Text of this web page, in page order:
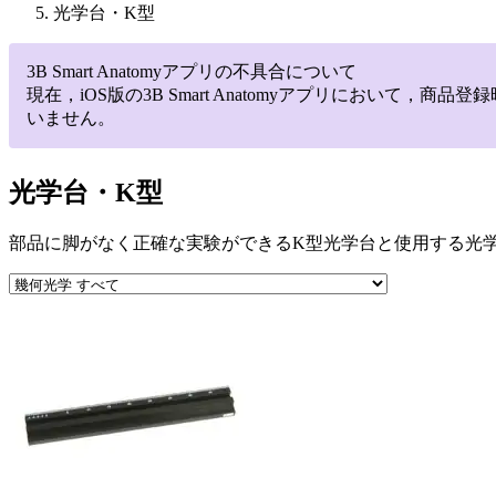
光学台・K型
3B Smart Anatomyアプリの不具合について
現在，iOS版の3B Smart Anatomyアプリにおいて，商品
いません。
光学台・K型
部品に脚がなく正確な実験ができるK型光学台と使用する光